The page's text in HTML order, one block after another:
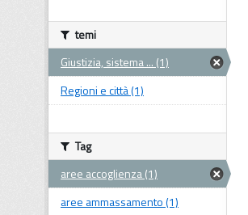
temi
Giustizia, sistema ... (1)
Regioni e città (1)
Tag
aree accoglienza (1)
aree ammassamento (1)